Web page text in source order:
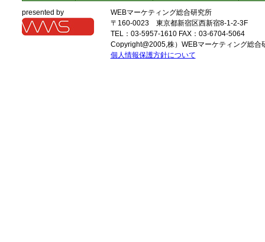
presented by
WEBマーケティング総合研究所
〒160-0023 東京都新宿区西新宿8-1-2-3F
TEL：03-5957-1610 FAX：03-6704-5064
Copyright@2005,株）WEBマーケティング総合
個人情報保護方針について